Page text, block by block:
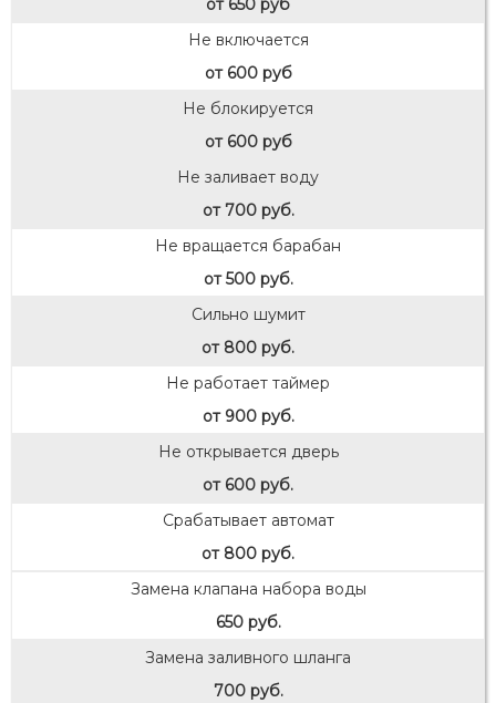
от 650 руб
Не включается
от 600 руб
Не блокируется
от 600 руб
Не заливает воду
от 700 руб.
Не вращается барабан
от 500 руб.
Сильно шумит
от 800 руб.
Не работает таймер
от 900 руб.
Не открывается дверь
от 600 руб.
Срабатывает автомат
от 800 руб.
Замена клапана набора воды
650 руб.
Замена заливного шланга
700 руб.